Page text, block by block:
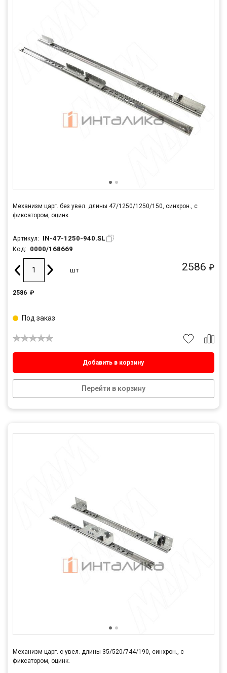
Механизм царг. без увел. длины 47/1250/1250/150, синхрон., с
фиксатором, оцинк.
Артикул: IN-47-1250-940.SL
Код: 0000/168669
2586 ₽
шт
2586 ₽
Добавить в корзину
Перейти в корзину
Под заказ
Механизм царг. с увел. длины 35/520/744/190, синхрон., с
фиксатором, оцинк.